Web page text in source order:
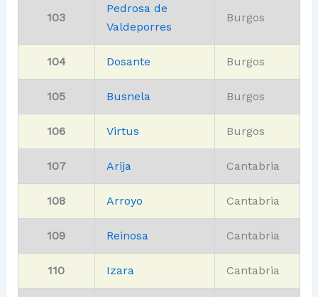
103
Pedrosa de
Valdeporres
Burgos
104 Dosante Burgos
105 Busnela Burgos
106 Virtus Burgos
107 Arija Cantabria
108 Arroyo Cantabria
109 Reinosa Cantabria
110 Izara Cantabria